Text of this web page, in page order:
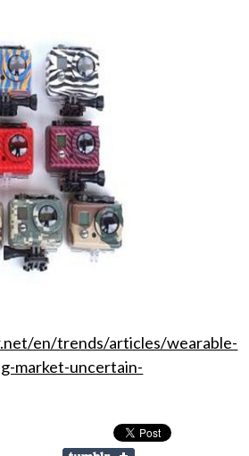
en/trends/articles/wearable-
market-uncertain-